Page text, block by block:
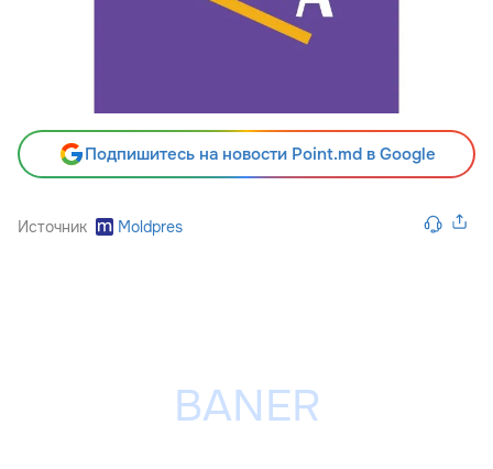
Подпишитесь на новости Point.md в Google
Источник Moldpres